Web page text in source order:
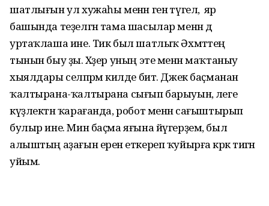
шатлығын ул хужаһы менән генә түгел, ә яр
башында теҙелгән тама шасылар менән дә
уртаҡлаша ине. Тик был шатлыҡ Әхмәттең
тынын быу ҙы. Хәҙер уның эте менән маҡтаныу
хыялдары селпәрәмә килде бит. Джек баҫманан
ҡалтырана-ҡалтырана сығып барыуын, әлеге
күҙлектән ҡарағанда, робот менән сағыштырып
булыр ине. Мин баҫма яғына йүгерҙем, был
алыштың аҙағын еренә еткереп ҡуйырға кәрәк тигән
уйым.